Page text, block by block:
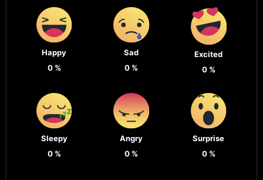
Happy
0%
Sad
0 %
Excited
0%
Sleepy
0%
Angry
0 %
Surprise
0%